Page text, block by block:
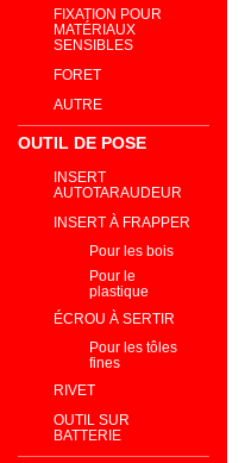
FIXATION POUR
MATÉRIAUX
SENSIBLES
FORET
AUTRE
OUTIL DE POSE
INSERT
AUTOTARAUDEUR
INSERT À FRAPPER
Pour les bois
Pour le
plastique
ÉCROU À SERTIR
Pour les tôles
fines
RIVET
OUTIL SUR
BATTERIE